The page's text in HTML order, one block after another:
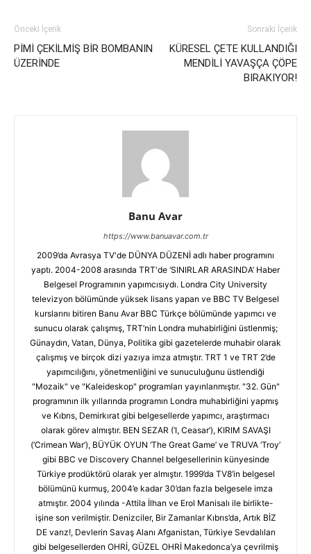
Önceki İçerik
PİMİ ÇEKİLMİŞ BİR BOMBANIN
ÜZERİNDE
Sonraki İçerik
KÜRESEL ÇETE KULLANDIĞI
MENDİLİ YAVAŞÇA ÇÖPE
BIRAKIYOR!
Banu Avar
https://www.banuavar.com.tr
2009’da Avrasya TV'de DÜNYA DÜZENİ adlı haber programını
yaptı. 2004-2008 arasında TRT'de ‘SINIRLAR ARASINDA’ Haber
Belgesel Programının yapımcısıydı. Londra City University
televizyon bölümünde yüksek lisans yapan ve BBC TV Belgesel
kurslarını bitiren Banu Avar BBC Türkçe bölümünde yapımcı ve
sunucu olarak çalışmış, TRT’nin Londra muhabirliğini üstlenmiş;
Günaydın, Vatan, Dünya, Politika gibi gazetelerde muhabir olarak
çalışmış ve birçok dizi yazıya imza atmıştır. TRT 1 ve TRT 2’de
yapımcılığını, yönetmenliğini ve sunuculuğunu üstlendiği
"Mozaik" ve "Kaleideskop" programları yayınlanmıştır. "32. Gün"
programının ilk yıllarında programın Londra muhabirliğini yapmış
ve Kıbrıs, Demirkırat gibi belgesellerde yapımcı, araştırmacı
olarak görev almıştır. BEN SEZAR (‘I, Ceasar’), KIRIM SAVAŞI
(‘Crimean War’), BÜYÜK OYUN ‘The Great Game’ ve TRUVA ‘Troy’
gibi BBC ve Discovery Channel belgesellerinin künyesinde
Türkiye prodüktörü olarak yer almıştır. 1999’da TV8’in belgesel
bölümünü kurmuş, 2004’e kadar 30’dan fazla belgesele imza
atmıştır. 2004 yılında -Attila İlhan ve Erol Manisalı ile birlikte-
işine son verilmiştir. Denizciler, Bir Zamanlar Kıbrıs’da, Artık BİZ
DE varız!, Devlerin Savaş Alanı Afganistan, Türkiye Sevdalıları
gibi belgesellerden OHRİ, GÜZEL OHRİ Makedonca’ya çevrilmiş